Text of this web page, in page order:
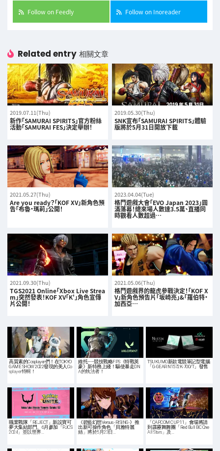
Follow on Feedly Follow on Inoreader
Related entry 相關文章
2019.07.11(Thu)
新作「SAMURAI SPIRITS」官方粉絲
活動「SAMURAI FES」決定舉辦！
2019.05.30(Thu)
SNK宣布「SAMURAI SPIRITS」體驗
版將於5月31日開放下載
2021.05.27(Thu)
Are you ready？「KOF XV」新角色預
告「布魯·瑪莉」公開！
2023.04.04(Tue)
格鬥遊戲大會「EVO Japan 2023」圓
滿落幕！總來場人數達3.5萬、直播同
時觀看人數超過…
2021.09.30(Thu)
TGS2021 Online「Xbox Live Strea
m」突然發表！KOF XV「K'」角色宣傳
片公開！
2021.05.06(Thu)
格鬥遊戲界的龍虎參戰決定！「KOF X
V」新角色預告片「坂崎亮」&「羅伯特·
加西亞…
高質素的Cosplayer們！在TOKYO
GAME SHOW 2022發現的美人Co
splayer特輯！
維托——競技戰略FPS《特戰英
豪》新特務上綫！驅使暴走DN
A的執法者！
TSUKUMO新款電競筆記型電腦
「G-GEAR N1572K-700/T」發售
職業戰隊「REJECT」新設寶可
夢大集結部門、6月參加「PJCS
2024」並以世界…
《碧藍幻想Versus -RISING-》推
出新可操作角色「貝雅特麗
絲」將於5月23日…
「CAPCOM CUP 11」會場將請
到霹靂舞舞團「Red Bull BC One
All Stars」及…